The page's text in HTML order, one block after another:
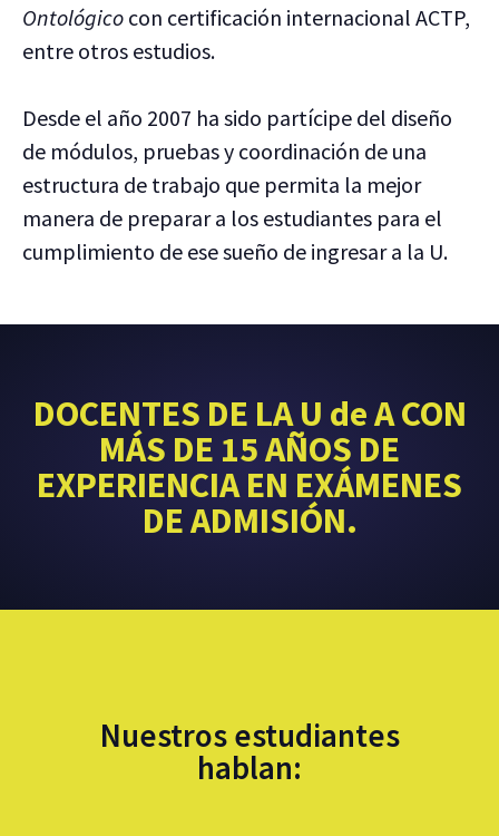
Ontológico con certificación internacional ACTP,
entre otros estudios.
Desde el año 2007 ha sido partícipe del diseño
de módulos, pruebas y coordinación de una
estructura de trabajo que permita la mejor
manera de preparar a los estudiantes para el
cumplimiento de ese sueño de ingresar a la U.
DOCENTES DE LA U de A CON
MÁS DE 15 AÑOS DE
EXPERIENCIA EN EXÁMENES
DE ADMISIÓN.
Nuestros estudiantes
hablan: